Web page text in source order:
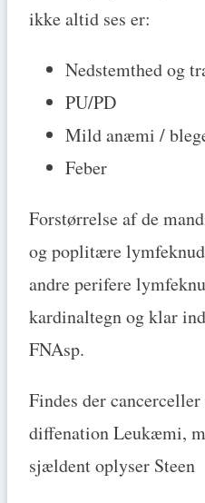
ikke altid ses er:
Nedstemthed og
PU/PD
Mild anæmi /
Feber
Forstørrelse af de
og poplitære
andre perifere
kardinaltegn og klar
FNAsp.
Findes der
diffenation Leukæmi,
sjældent oplyser Steen